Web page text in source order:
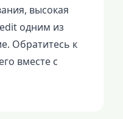
высокая
одним из
Обратитесь к
вместе с